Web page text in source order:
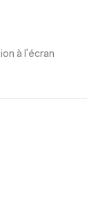
à l'écran